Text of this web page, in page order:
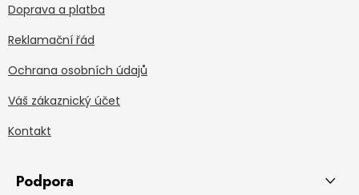
Doprava a platba
Reklamační řád
Ochrana osobních údajů
Váš zákaznický účet
Kontakt
Podpora